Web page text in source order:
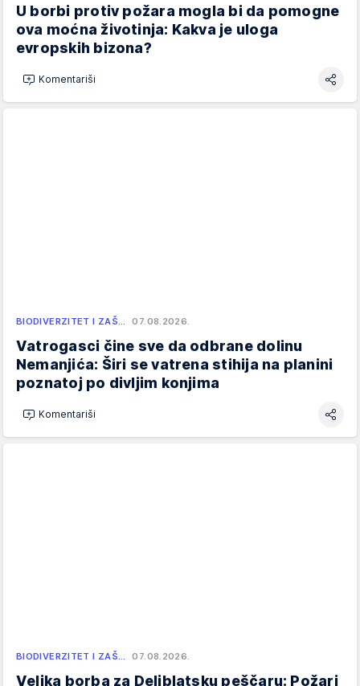
U borbi protiv požara mogla bi da pomogne
ova moćna životinja: Kakva je uloga
evropskih bizona?
Komentariši
BIODIVERZITET I ZAŠ… 07.08.2026.
Vatrogasci čine sve da odbrane dolinu
Nemanjića: Širi se vatrena stihija na planini
poznatoj po divljim konjima
Komentariši
BIODIVERZITET I ZAŠ… 07.08.2026.
Velika borba za Deliblatsku peščaru: Požari